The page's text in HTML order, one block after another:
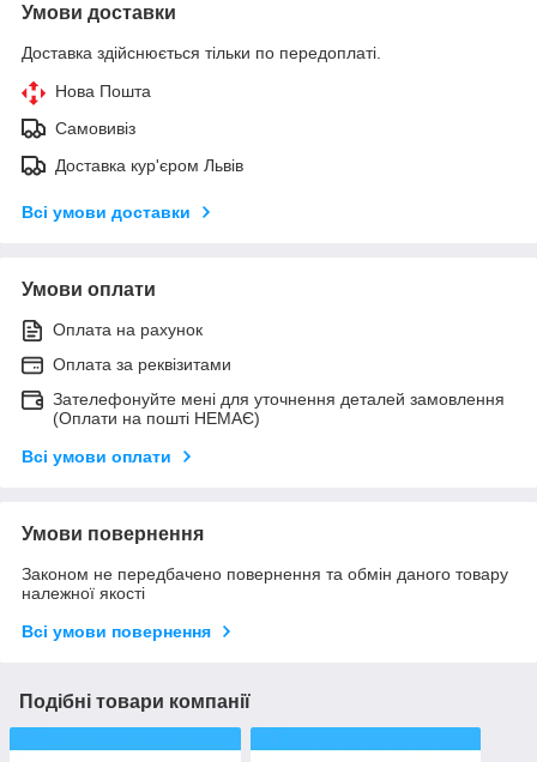
Умови доставки
Доставка здійснюється тільки по передоплаті.
Нова Пошта
Самовивіз
Доставка кур'єром Львів
Всі умови доставки
Умови оплати
Оплата на рахунок
Оплата за реквізитами
Зателефонуйте мені для уточнення деталей замовлення
(Оплати на пошті НЕМАЄ)
Всі умови оплати
Умови повернення
Законом не передбачено повернення та обмін даного товару
належної якості
Всі умови повернення
Подібні товари компанії